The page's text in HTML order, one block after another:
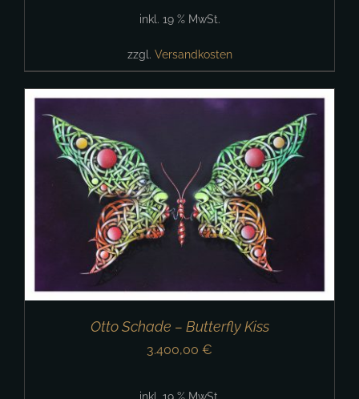
inkl. 19 % MwSt.
zzgl. Versandkosten
Otto Schade – Butterfly Kiss
3.400,00 €
inkl. 19 % MwSt.